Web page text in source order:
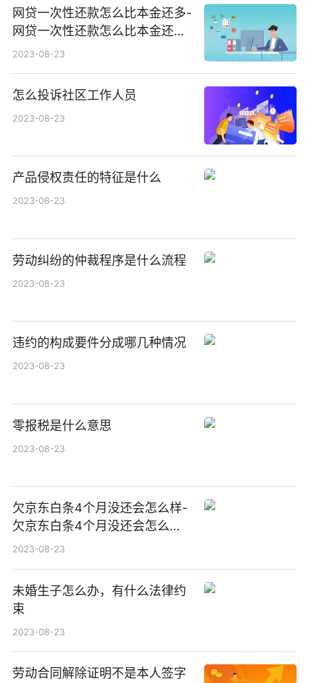
网贷一次性还款怎么比本金还多-
网贷一次性还款怎么比本金还多
少
2023-08-23
怎么投诉社区工作人员
2023-08-23
产品侵权责任的特征是什么
2023-08-23
劳动纠纷的仲裁程序是什么流程
2023-08-23
违约的构成要件分成哪几种情况
2023-08-23
零报税是什么意思
2023-08-23
欠京东白条4个月没还会怎么样-
欠京东白条4个月没还会怎么样
吗
2023-08-23
未婚生子怎么办，有什么法律约
束
2023-08-23
劳动合同解除证明不是本人签字